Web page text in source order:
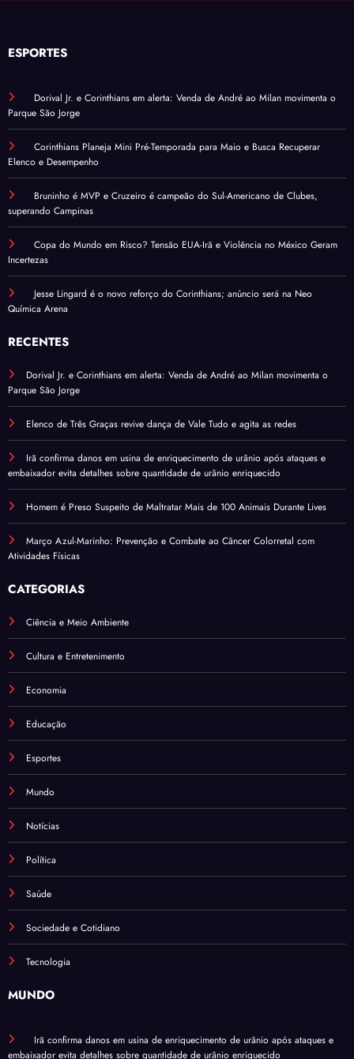
ESPORTES
Dorival Jr. e Corinthians em alerta: Venda de André ao Milan movimenta o
Parque São Jorge
Corinthians Planeja Mini Pré-Temporada para Maio e Busca Recuperar
Elenco e Desempenho
Bruninho é MVP e Cruzeiro é campeão do Sul-Americano de Clubes,
superando Campinas
Copa do Mundo em Risco? Tensão EUA-Irã e Violência no México Geram
Incertezas
Jesse Lingard é o novo reforço do Corinthians; anúncio será na Neo
Química Arena
RECENTES
Dorival Jr. e Corinthians em alerta: Venda de André ao Milan movimenta o
Parque São Jorge
Elenco de Três Graças revive dança de Vale Tudo e agita as redes
Irã confirma danos em usina de enriquecimento de urânio após ataques e
embaixador evita detalhes sobre quantidade de urânio enriquecido
Homem é Preso Suspeito de Maltratar Mais de 100 Animais Durante Lives
Março Azul-Marinho: Prevenção e Combate ao Câncer Colorretal com
Atividades Físicas
CATEGORIAS
Ciência e Meio Ambiente
Cultura e Entretenimento
Economia
Educação
Esportes
Mundo
Notícias
Política
Saúde
Sociedade e Cotidiano
Tecnologia
MUNDO
Irã confirma danos em usina de enriquecimento de urânio após ataques e
embaixador evita detalhes sobre quantidade de urânio enriquecido